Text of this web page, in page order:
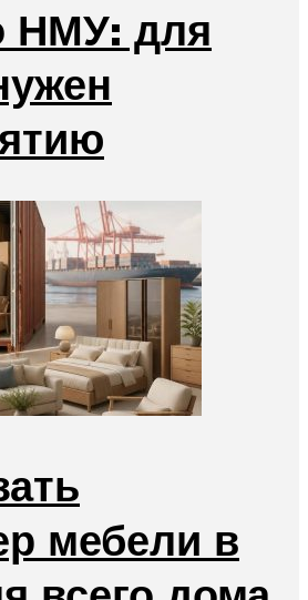
НМУ: для
мебели в